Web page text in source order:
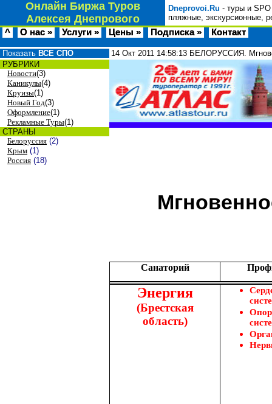
Онлайн Биржа Туров
Алексея Днепрового
Dneprovoi.Ru - туры и SPO
пляжные, экскурсионные,
^ О нас » Услуги » Цены » Подписка » Контакт
Показать ВСЕ СПО
РУБРИКИ
Новости(3)
Каникулы(4)
Круизы(1)
Новый Год(3)
Оформление(1)
Рекламные Туры(1)
СТРАНЫ
Белоруссия (2)
Крым (1)
Россия (18)
14 Окт 2011 14:58:13 БЕЛОРУССИЯ.
Санаторий
Энергия
(Брестская
область)